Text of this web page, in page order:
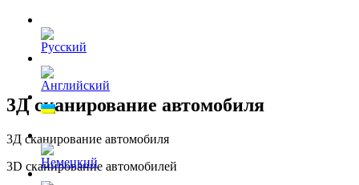
3Д сканирование автомобиля
3Д сканирование автомобиля
3D сканирование автомобилей